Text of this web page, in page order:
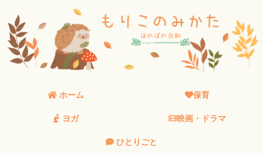
ホーム 保育
ヨガ 映画・ドラマ
ひとりごと